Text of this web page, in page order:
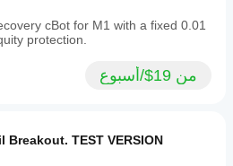
cBot for M1 with a fixed 0.01
protection.
من 19$/أسبوع
Breakout. TEST VERSION